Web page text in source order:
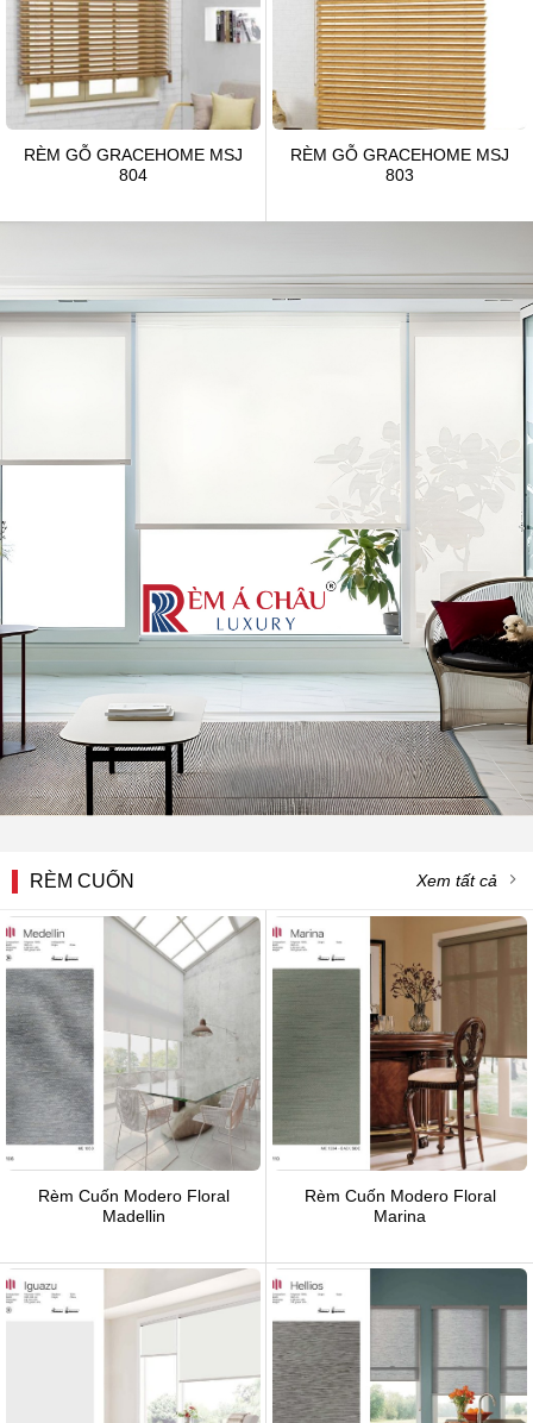
RÈM GỖ GRACEHOME MSJ
804
RÈM GỖ GRACEHOME MSJ
803
RÈM CUỐN Xem tất cả
Rèm Cuốn Modero Floral
Madellin
Rèm Cuốn Modero Floral
Marina